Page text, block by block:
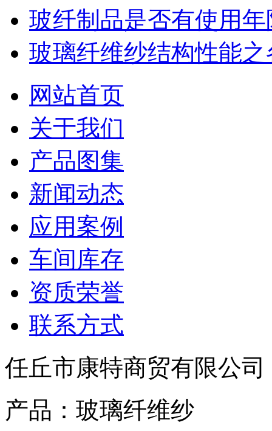
玻纤制品是否有使用年
玻璃纤维纱结构性能
网站首页
关于我们
产品图集
新闻动态
应用案例
车间库存
资质荣誉
联系方式
任丘市康特商贸有限公司
产品：玻璃纤维纱